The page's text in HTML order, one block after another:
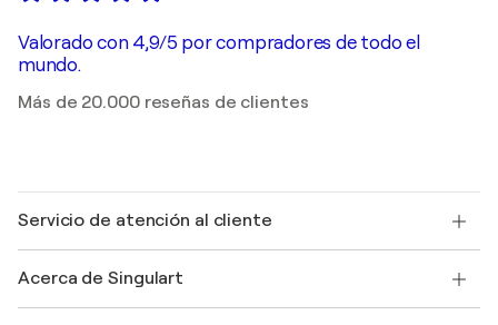
Valorado con 4,9/5 por compradores de todo el
mundo.
Más de 20.000 reseñas de clientes
Servicio de atención al cliente
Envío
Acerca de Singulart